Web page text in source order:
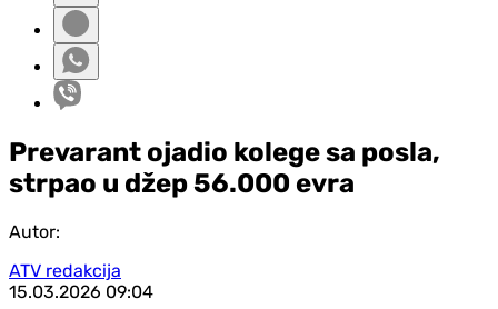
Prevarant ojadio kolege sa posla,
strpao u džep 56.000 evra
Autor:
ATV redakcija
15.03.2026 09:04